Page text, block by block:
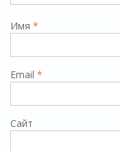
Имя *
Email *
Сайт